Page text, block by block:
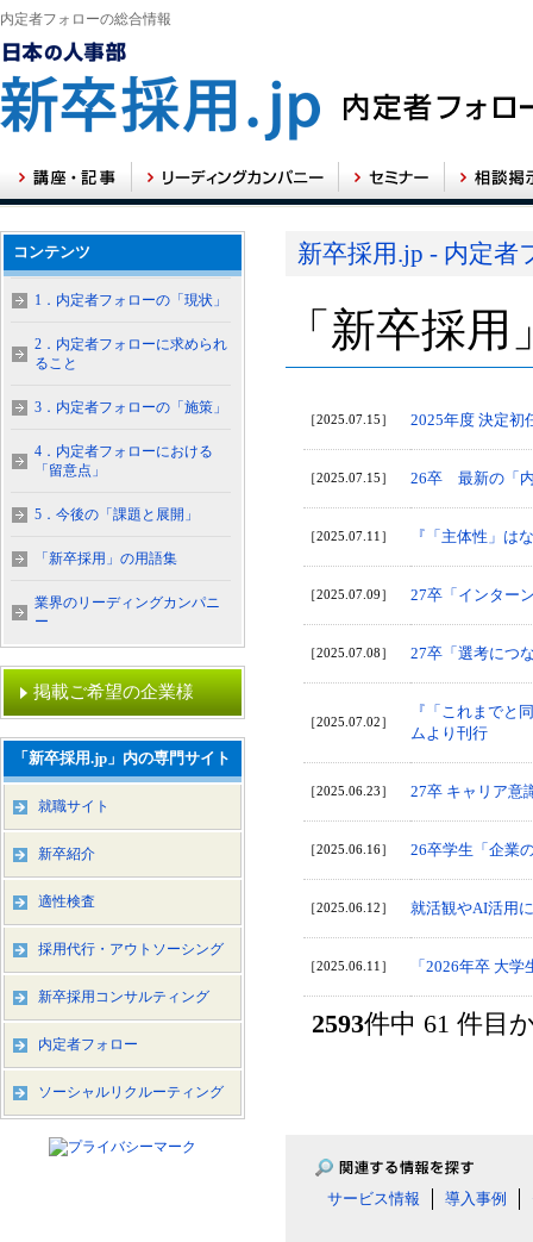
内定者フォローの総合情報
新卒採用.jp - 内定者
「新卒採
［2025.07.15］ 2025年度 決定初
［2025.07.15］ 26卒 最新の「
［2025.07.11］ 『「主体性」は
［2025.07.09］ 27卒「インター
［2025.07.08］ 27卒「選考につ
［2025.07.02］
『「これまでと
ムより刊行
［2025.06.23］ 27卒 キャリア意
［2025.06.16］ 26卒学生「企業
［2025.06.12］ 就活観やAI活用
［2025.06.11］ 「2026年卒 大
2593件中 61 件目
サービス情報 導入事例
コンテンツ
1．内定者フォローの「現状」
2．内定者フォローに求められ
ること
3．内定者フォローの「施策」
4．内定者フォローにおける
「留意点」
5．今後の「課題と展開」
「新卒採用」の用語集
業界のリーディングカンパニ
ー
掲載ご希望の企業様
「新卒採用.jp」内の専門サイト
就職サイト
新卒紹介
適性検査
採用代行・アウトソーシング
新卒採用コンサルティング
内定者フォロー
ソーシャルリクルーティング